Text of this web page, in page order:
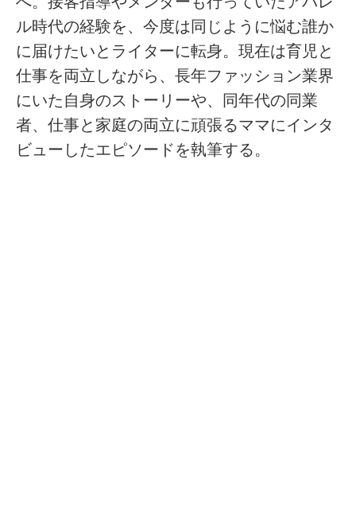
ル時代の経験を、今度は同じように悩む誰か
に届けたいとライターに転身。現在は育児と
仕事を両立しながら、長年ファッション業界
にいた自身のストーリーや、同年代の同業
者、仕事と家庭の両立に頑張るママにインタ
ビューしたエピソードを執筆する。